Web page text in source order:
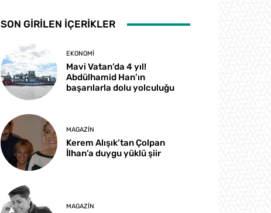
SON GİRİLEN İÇERİKLER
EKONOMI
Mavi Vatan’da 4 yıl!
Abdülhamid Han’ın
başarılarla dolu yolculuğu
MAGAZIN
Kerem Alışık’tan Çolpan
İlhan’a duygu yüklü şiir
MAGAZIN